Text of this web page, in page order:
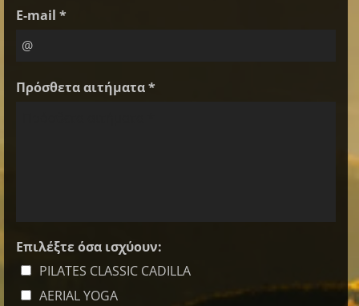
E-mail *
Πρόσθετα αιτήματα *
Επιλέξτε όσα ισχύουν:
PILATES CLASSIC CADILLA
AERIAL YOGA